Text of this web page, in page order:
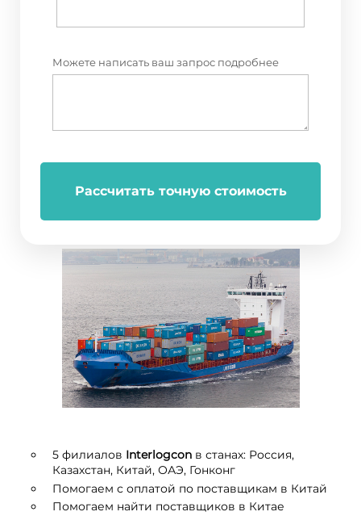
Можете написать ваш запрос подробнее
Рассчитать точную стоимость
5 филиалов Interlogcon в станах: Россия,
Казахстан, Китай, ОАЭ, Гонконг
Помогаем с оплатой по поставщикам в Китай
Помогаем найти поставщиков в Китае